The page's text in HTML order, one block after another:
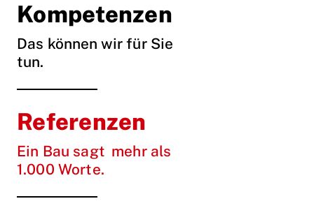
Kompetenzen
Das können wir für Sie
tun.
Referenzen
Ein Bau sagt mehr als
1.000 Worte.